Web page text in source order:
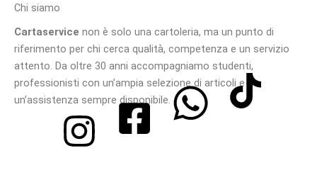
Chi siamo
Cartaservice non è solo una cartoleria, ma un punto di
riferimento per chi cerca qualità, competenza e un servizio
attento. Da oltre 30 anni accompagniamo studenti,
professionisti con un’ampia selezione di articoli e
un’assistenza sempre disponibile.